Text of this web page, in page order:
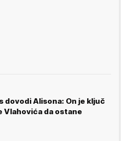
dovodi Alisona: On je ključ
Vlahovića da ostane